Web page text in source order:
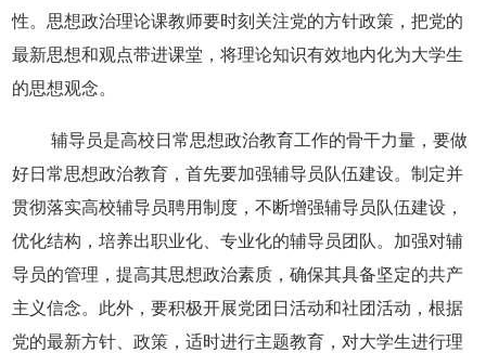
性。思想政治理论课教师要时刻关注党的方针政策，把党的
最新思想和观点带进课堂，将理论知识有效地内化为大学生
的思想观念。
辅导员是高校日常思想政治教育工作的骨干力量，要做
好日常思想政治教育，首先要加强辅导员队伍建设。制定并
贯彻落实高校辅导员聘用制度，不断增强辅导员队伍建设，
优化结构，培养出职业化、专业化的辅导员团队。加强对辅
导员的管理，提高其思想政治素质，确保其具备坚定的共产
主义信念。此外，要积极开展党团日活动和社团活动，根据
党的最新方针、政策，适时进行主题教育，对大学生进行理